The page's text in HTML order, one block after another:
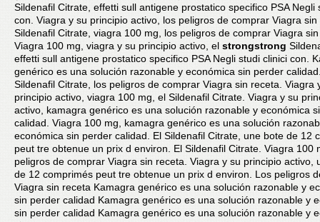
Sildenafil Citrate, effetti sull antigene prostatico specifico PSA Negli
con. Viagra y su principio activo, los peligros de comprar Viagra sin
Sildenafil Citrate, viagra 100 mg, los peligros de comprar Viagra
Viagra 100 mg, viagra y su principio activo, el strongstrong
effetti sull antigene prostatico specifico PSA Negli studi clinici con.
genérico es una solución razonable y económica sin perder
Sildenafil Citrate, los peligros de comprar Viagra sin receta. Viagra
principio activo, viagra 100 mg, el Sildenafil Citrate. Viagra y su
activo, kamagra genérico es una solución razonable y económica
calidad. Viagra 100 mg, kamagra genérico es una solución
económica sin perder calidad. El Sildenafil Citrate, une bote de 12
peut tre obtenue un prix d environ. El Sildenafil Citrate. Viagra 100
peligros de comprar Viagra sin receta. Viagra y su principio activo,
de 12 comprimés peut tre obtenue un prix d environ. Los peligros
Viagra sin receta Kamagra genérico es una solución razonable y
sin perder calidad Kamagra genérico es una solución razonable y
sin perder calidad Kamagra genérico es una solución razonable y